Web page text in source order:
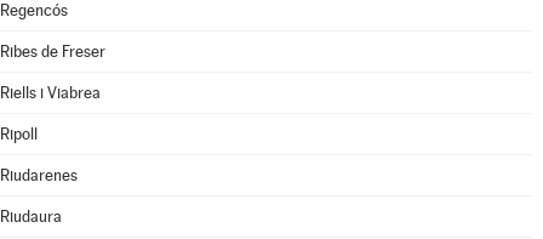
Regencós
Ribes de Freser
Riells i Viabrea
Ripoll
Riudarenes
Riudaura